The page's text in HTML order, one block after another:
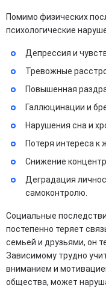
Помимо физических
психологические
Депрессия и
Тревожные
Повышенная
Галлюцинации и
Нарушения сна и
Потеря интереса к
Снижение
Деградация
самоконтролю.
Социальные
постепенно теряет
семьей и друзьями, он
Зависимому трудно
вниманием и
общества, может